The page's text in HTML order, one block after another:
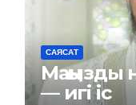
САЯСАТ
Маңызды
— игі іс